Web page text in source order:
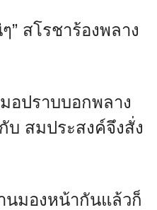
” สโรชาร้องพลาง
อปราบบอกพลาง
บ สมประสงค์จึงสั่ง
นมองหน้ากันแล้วก็